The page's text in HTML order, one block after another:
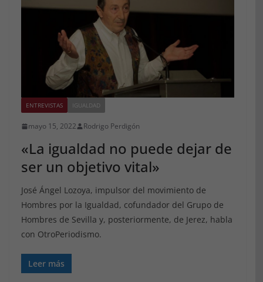
ENTREVISTAS IGUALDAD
mayo 15, 2022 Rodrigo Perdigón
«La igualdad no puede dejar de
ser un objetivo vital»
José Ángel Lozoya, impulsor del movimiento de
Hombres por la Igualdad, cofundador del Grupo de
Hombres de Sevilla y, posteriormente, de Jerez, habla
con OtroPeriodismo.
Leer más